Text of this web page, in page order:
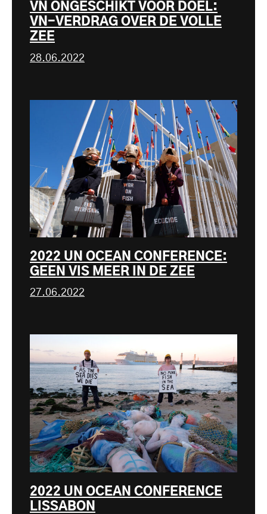
VN ONGESCHIKT VOOR DOEL:
VN-VERDRAG OVER DE VOLLE
ZEE
28.06.2022
2022 UN OCEAN CONFERENCE:
GEEN VIS MEER IN DE ZEE
27.06.2022
2022 UN OCEAN CONFERENCE
LISSABON